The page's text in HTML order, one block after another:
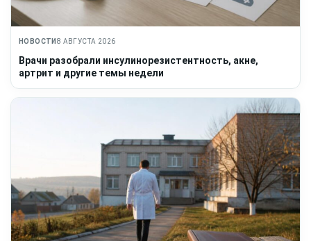
НОВОСТИ 8 АВГУСТА 2026
Врачи разобрали инсулинорезистентность, акне,
артрит и другие темы недели